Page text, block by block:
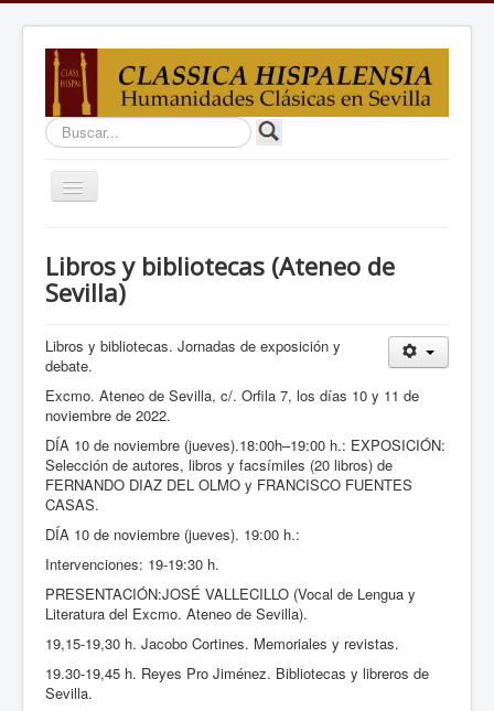
Buscar...
Cambiar
Proyectos
Equipo
Debates
Enlaces
Está aquí:
Libros y bibliotecas (Ateneo de Sevilla)
Libros y bibliotecas (Ateneo de
Sevilla)
Libros y bibliotecas. Jornadas de exposición y
debate.
Excmo. Ateneo de Sevilla, c/. Orfila 7, los días 10 y 11 de
noviembre de 2022.
DÍA 10 de noviembre (jueves).18:00h–19:00 h.: EXPOSICIÓN:
Selección de autores, libros y facsímiles (20 libros) de
FERNANDO DIAZ DEL OLMO y FRANCISCO FUENTES
CASAS.
DÍA 10 de noviembre (jueves). 19:00 h.:
Intervenciones: 19-19:30 h.
PRESENTACIÓN:JOSÉ VALLECILLO (Vocal de Lengua y
Literatura del Excmo. Ateneo de Sevilla).
19,15-19,30 h. Jacobo Cortines. Memoriales y revistas.
19.30-19,45 h. Reyes Pro Jiménez. Bibliotecas y libreros de
Sevilla.